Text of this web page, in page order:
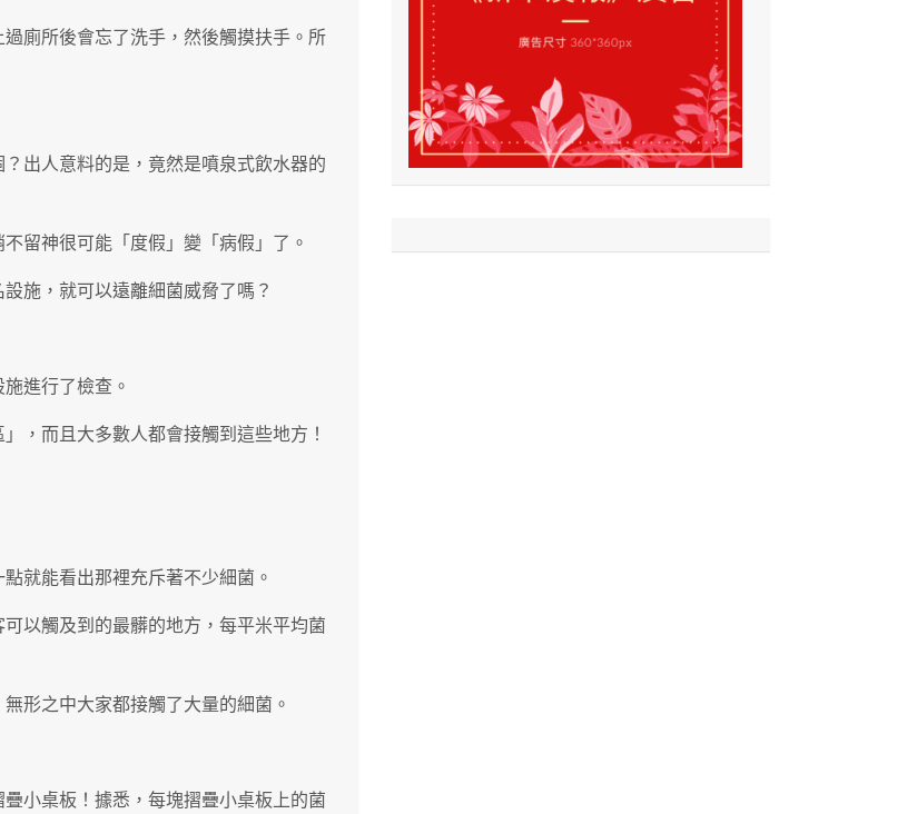
廁所後會忘了洗手，然後觸摸扶手。所
出人意料的是，竟然是噴泉式飲水器的
留神很可能「度假」變「病假」了。
施，就可以遠離細菌威脅了嗎？
進行了檢查。
，而且大多數人都會接觸到這些地方！
就能看出那裡充斥著不少細菌。
以觸及到的最髒的地方，每平米平均菌
形之中大家都接觸了大量的細菌。
小桌板！據悉，每塊摺疊小桌板上的菌